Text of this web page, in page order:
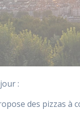
:
des pizzas à